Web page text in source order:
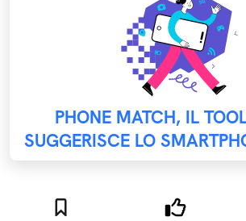
PHONE MATCH, IL
SUGGERISCE LO